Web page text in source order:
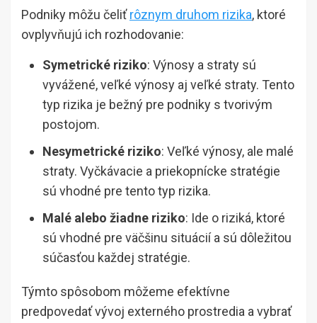
Podniky môžu čeliťrôznym druhom rizika, ktoré
ovplyvňujú ich rozhodovanie:
Symetrické riziko: Výnosy a straty sú
vyvážené, veľké výnosy aj veľké straty. Tento
typ rizika je bežný pre podniky s tvorivým
postojom.
Nesymetrické riziko: Veľké výnosy, ale malé
straty. Vyčkávacie a priekopnícke stratégie
sú vhodné pre tento typ rizika.
Malé alebo žiadne riziko: Ide o riziká, ktoré
sú vhodné pre väčšinu situácií a sú dôležitou
súčasťou každej stratégie.
Týmto spôsobom môžeme efektívne
predpovedať vývoj externého prostredia a vybrať